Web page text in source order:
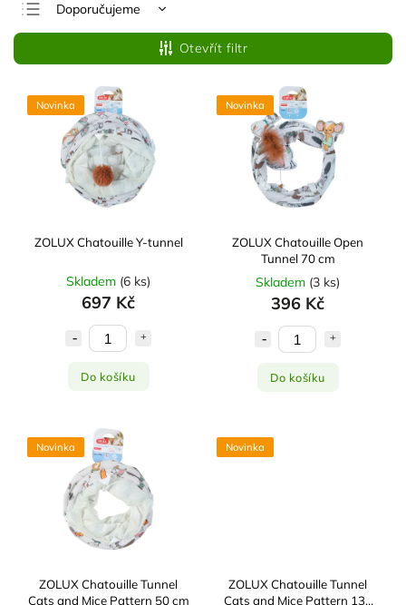
Doporučujeme
Nejlevnější
Nejdražší
Nejprodávanější
Abecedně
Otevřít filtr
Novinka
ZOLUX Chatouille Y-tunnel
Skladem (6 ks)
697 Kč
Do košíku
Novinka
ZOLUX Chatouille Open
Tunnel 70 cm
Skladem (3 ks)
396 Kč
Do košíku
Novinka
ZOLUX Chatouille Tunnel
Cats and Mice Pattern 50 cm
Novinka
ZOLUX Chatouille Tunnel
Cats and Mice Pattern 130